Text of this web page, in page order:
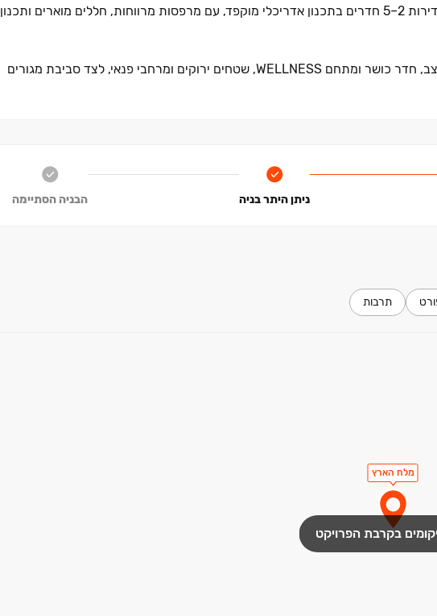
מהדירות ומהמרחבים הציבוריים כאחד. הפרויקט כולל מגוון רחב של דירות ‏2‏–‏5 חדרים בתכנון אדריכלי מוקפד, עם מרפסות מרווחות, חללים מוארים ותכנון
חדר כושר ומתחם WELLNESS, שטחים ירוקים ומרחבי פנאי, לצד סביבת מגורים
ומרחבים ציבוריים מתוכננים, היוצרים סביבת מגורים שלמה, נעימה ואיכותית
ניתן היתר בניה הבניה הסתיימה
תרבות
מלח הארץ
בקרבת הפרויקט